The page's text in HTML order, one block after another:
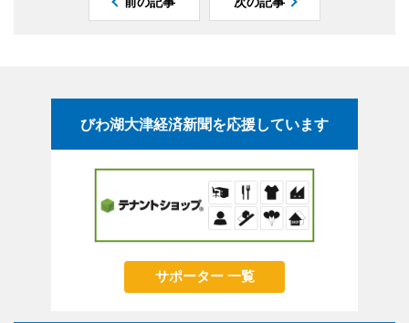
びわ湖大津経済新聞を応援しています
サポーター 一覧